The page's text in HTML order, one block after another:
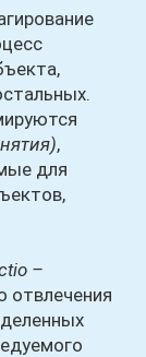
,
для
–
отвлечения